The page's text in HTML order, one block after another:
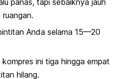
panas, tapi sebaiknya jauh
Anda selama 15—20
ini tiga hingga empat
hilang.